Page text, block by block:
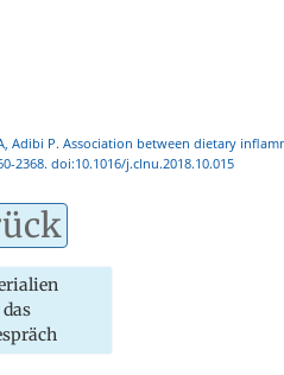
Adibi P. Association between dietary
2368. doi:10.1016/j.clnu.2018.10.015